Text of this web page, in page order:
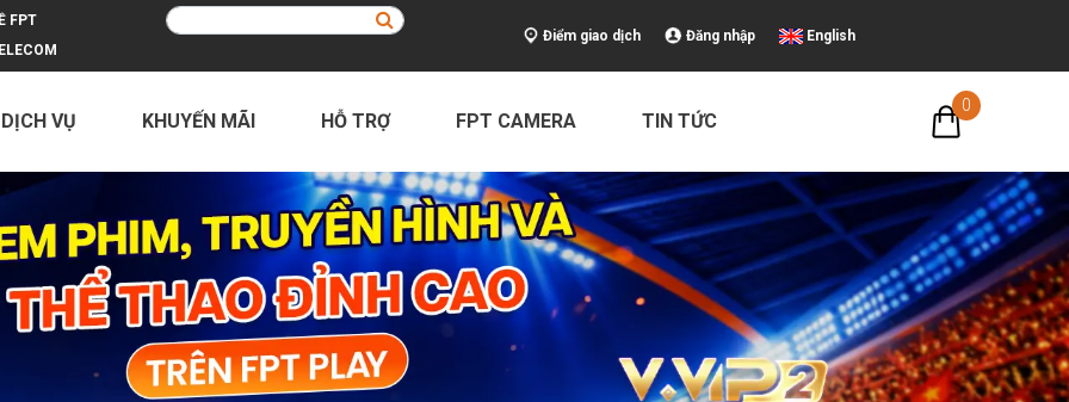
FPT
Điểm giao dịch Đăng nhập English
VỤ KHUYẾN MÃI HỖ TRỢ FPT CAMERA TIN TỨC
0